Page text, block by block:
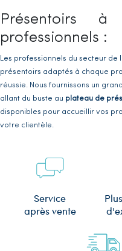
Présentoirs
professionnels :
Les professionnels du secteur
présentoirs adaptés à chaque
réussie. Nous fournissons un
allant du buste au plateau de
disponibles pour accueillir vos
votre clientèle.
Des petitsbustes pour
Des présentoirs pour 3
Des plateaux de
présentoirs vitrine
Service
après vente